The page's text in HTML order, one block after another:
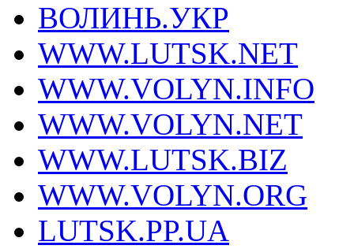
ВОЛИНЬ.УКР
WWW.LUTSK.NET
WWW.VOLYN.INFO
WWW.VOLYN.NET
WWW.LUTSK.BIZ
WWW.VOLYN.ORG
LUTSK.PP.UA